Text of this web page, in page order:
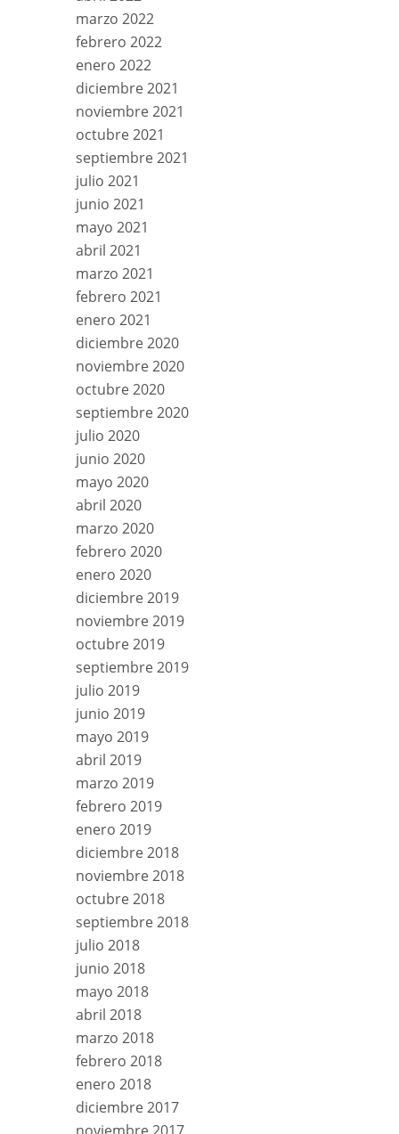
marzo 2022
febrero 2022
enero 2022
diciembre 2021
noviembre 2021
octubre 2021
septiembre 2021
julio 2021
junio 2021
mayo 2021
abril 2021
marzo 2021
febrero 2021
enero 2021
diciembre 2020
noviembre 2020
octubre 2020
septiembre 2020
julio 2020
junio 2020
mayo 2020
abril 2020
marzo 2020
febrero 2020
enero 2020
diciembre 2019
noviembre 2019
octubre 2019
septiembre 2019
julio 2019
junio 2019
mayo 2019
abril 2019
marzo 2019
febrero 2019
enero 2019
diciembre 2018
noviembre 2018
octubre 2018
septiembre 2018
julio 2018
junio 2018
mayo 2018
abril 2018
marzo 2018
febrero 2018
enero 2018
diciembre 2017